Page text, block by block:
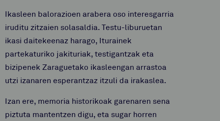
Ikasleen balorazioen arabera oso interesgarria
iruditu zitzaien solasaldia. Testu-liburuetan
ikasi daitekeenaz harago, Iturainek
partekaturiko jakituriak, testigantzak eta
bizipenek Zaraguetako ikasleengan arrastoa
utzi izanaren esperantzaz itzuli da irakaslea.
Izan ere, memoria historikoak garenaren sena
piztuta mantentzen digu, eta sugar horren